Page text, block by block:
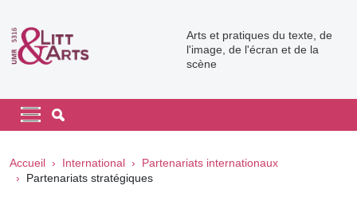
Arts et pratiques du texte, de
l'image, de l'écran et de la
scène
Navigation principale
Navigation principale mobile
Fil d'Ariane
Accueil International
Partenariats internationaux
Partenariats stratégiques